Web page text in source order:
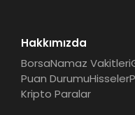
Hakkımızda
BorsaNamaz Vakitleri
Puan DurumuHisseler
Kripto Paralar